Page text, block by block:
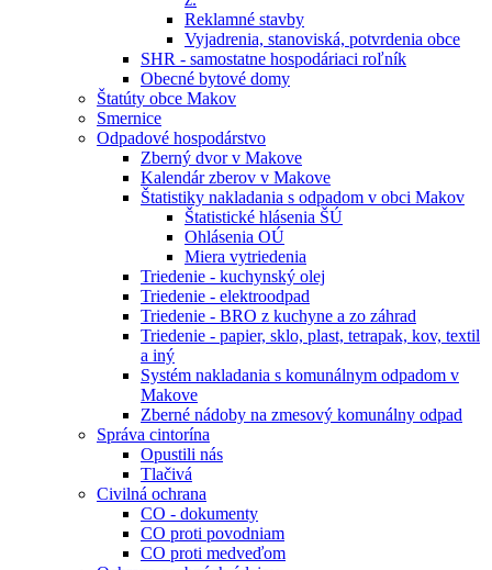
Reklamné stavby
Vyjadrenia, stanoviská, potvrdenia obce
SHR - samostatne hospodáriaci roľník
Obecné bytové domy
Štatúty obce Makov
Smernice
Odpadové hospodárstvo
Zberný dvor v Makove
Kalendár zberov v Makove
Štatistiky nakladania s odpadom v obci Makov
Štatistické hlásenia ŠÚ
Ohlásenia OÚ
Miera vytriedenia
Triedenie - kuchynský olej
Triedenie - elektroodpad
Triedenie - BRO z kuchyne a zo záhrad
Triedenie - papier, sklo, plast, tetrapak, kov, textil
a iný
Systém nakladania s komunálnym odpadom v
Makove
Zberné nádoby na zmesový komunálny odpad
Správa cintorína
Opustili nás
Tlačivá
Civilná ochrana
CO - dokumenty
CO proti povodniam
CO proti medveďom